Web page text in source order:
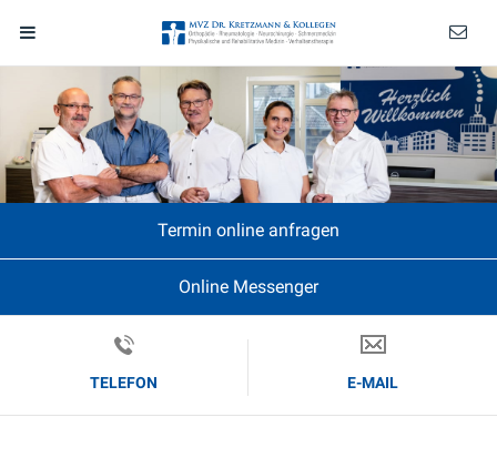
Termin online anfragen
Online Messenger
TELEFON E-MAIL